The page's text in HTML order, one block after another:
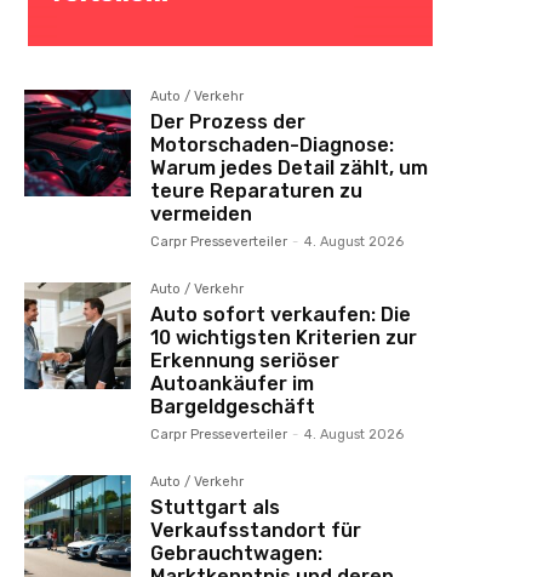
Auto / Verkehr
Der Prozess der
Motorschaden-Diagnose:
Warum jedes Detail zählt, um
teure Reparaturen zu
vermeiden
Carpr Presseverteiler - 4. August 2026
Auto / Verkehr
Auto sofort verkaufen: Die
10 wichtigsten Kriterien zur
Erkennung seriöser
Autoankäufer im
Bargeldgeschäft
Carpr Presseverteiler - 4. August 2026
Auto / Verkehr
Stuttgart als
Verkaufsstandort für
Gebrauchtwagen: